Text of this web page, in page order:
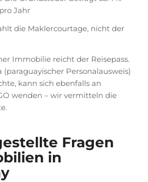
Jahr
die Maklercourtage, nicht der
Immobilie reicht der Reisepass.
(paraguayischer Personalausweis)
kann sich ebenfalls an
wenden – wir vermitteln die
Fragen
in